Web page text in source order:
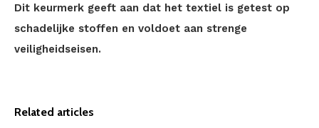
Dit keurmerk geeft aan dat het textiel is getest op
schadelijke stoffen en voldoet aan strenge
veiligheidseisen.
Related articles